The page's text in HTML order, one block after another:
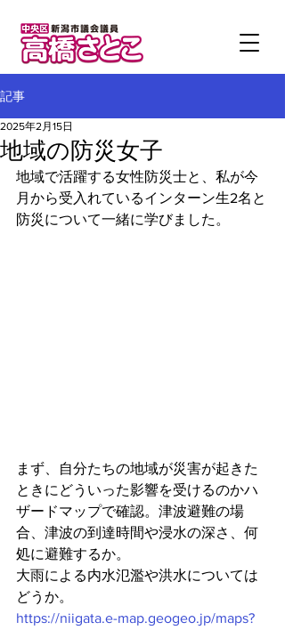
記事
地域の防災女子
2025年2月15日
地域で活躍する女性防災士と、私が今
月から受入れているインターン生2名と
防災について一緒に学びました。
まず、自分たちの地域が災害が起きた
ときにどういった影響を受けるのかハ
ザードマップで確認。津波避難の場
合、津波の到達時間や浸水の深さ、何
処に避難するか。
大雨による内水氾濫や洪水については
どうか。
https://niigata.e-map.geogeo.jp/maps?